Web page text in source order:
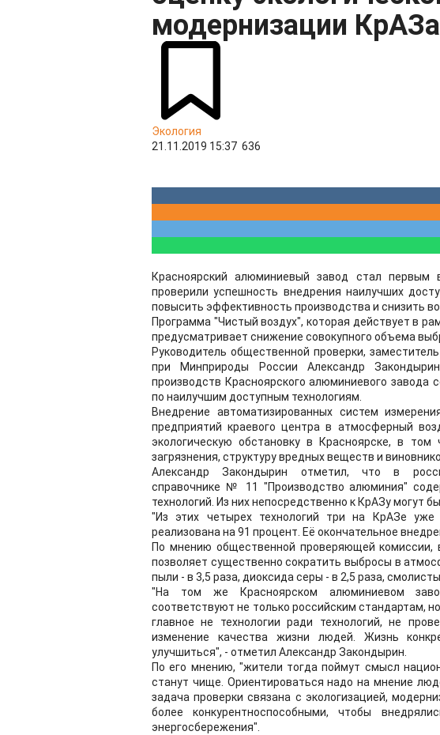
модернизации КрАЗа
Экология
21.11.2019 15:37 636
Красноярский алюминиевый завод стал первым
проверили успешность внедрения наилучших
повысить эффективность производства и снизить
Программа "Чистый воздух", которая действует в
предусматривает снижение совокупного объема
Руководитель общественной проверки,
при Минприроды России Александр
производств Красноярского алюминиевого завода
по наилучшим доступным технологиям.
Внедрение автоматизированных систем
предприятий краевого центра в атмосферный
экологическую обстановку в Красноярске, в
загрязнения, структуру вредных веществ и
Александр Закондырин отметил, что в
справочнике № 11 "Производство алюминия"
технологий. Из них непосредственно к КрАЗу могут
"Из этих четырех технологий три на КрАЗе
реализована на 91 процент. Её окончательное
По мнению общественной проверяющей комиссии,
позволяет существенно сократить выбросы в
пыли - в 3,5 раза, диоксида серы - в 2,5 раза,
"На том же Красноярском алюминиевом
соответствуют не только российским стандартам,
главное не технологии ради технологий, не
изменение качества жизни людей. Жизнь
улучшиться", - отметил Александр Закондырин.
По его мнению, "жители тогда поймут смысл
станут чище. Ориентироваться надо на мнение
задача проверки связана с экологизацией,
более конкурентноспособными, чтобы
энергосбережения".